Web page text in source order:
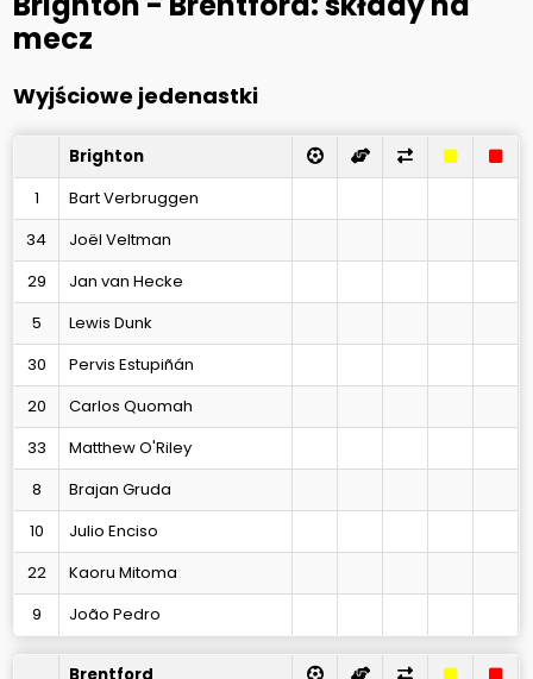
mecz
Wyjściowe jedenastki
Brighton
1
Bart Verbruggen
34
Joël Veltman
29
Jan van Hecke
5
Lewis Dunk
30
Pervis Estupiñán
20
Carlos Quomah
33
Matthew O'Riley
8
Brajan Gruda
10
Julio Enciso
22
Kaoru Mitoma
9
João Pedro